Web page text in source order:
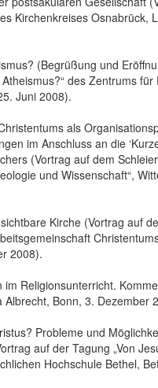
Kirchenkreises Osnabrück,
(Begrüßung und
des Zentrums für
Juni 2008).
als
im Anschluss an die
(Vortrag auf dem
und Wissenschaft“,
Kirche (Vortrag auf
2008).
im Religionsunterricht.
Albrecht, Bonn, 3. Dezember
Probleme und
auf der Tagung „Von
Hochschule Bethel,